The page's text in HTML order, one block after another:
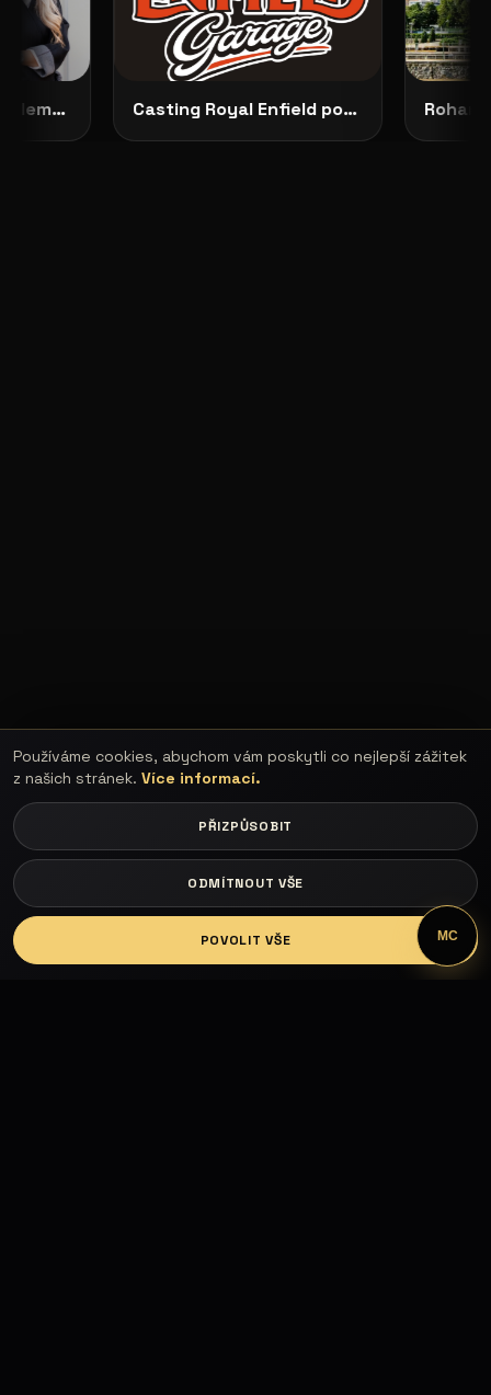
LOGIN
Představujeme No Dilemma: českou módu, která ženám dovoluje zůstat samy sebou Casting Royal Enfield pokračuje: vybrané modelky budou opravdu vidět
Používáme cookies, abychom vám poskytli co nejlepší zážitek
z našich stránek. Více informací.
PŘIZPŮSOBIT
ODMÍTNOUT VŠE
POVOLIT VŠE MC